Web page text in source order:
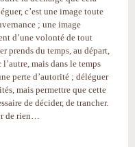
c’est une image toute
; une image
d’une volonté de tout
prends du temps, au départ,
mais dans le temps
perte d’autorité ; déléguer
mais permettre que cette
de décider, de trancher.
de rien…